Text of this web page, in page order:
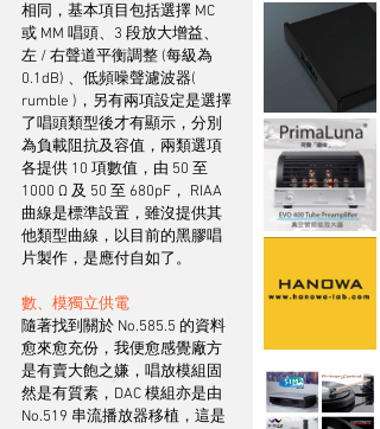
相同，基本項目包括選擇 MC
或 MM 唱頭、3 段放大增益、
左 / 右聲道平衡調整 (每級為
0.1dB) 、低頻噪聲濾波器(
rumble )，另有兩項設定是選擇
了唱頭類型後才有顯示，分別
為負載阻抗及容值，兩類選項
各提供 10 項數值，由 50 至
1000 Ω 及 50 至 680pF， RIAA
曲線是標準設置，雖沒提供其
他類型曲線，以目前的黑膠唱
片製作，是應付自如了。
數、模獨立供電
隨著找到關於 No.585.5 的資料
愈來愈充份，我便愈感覺廠方
是有賣大飽之嫌，唱放模組固
然是有質素，DAC 模組亦是由
No.519 串流播放器移植，這是